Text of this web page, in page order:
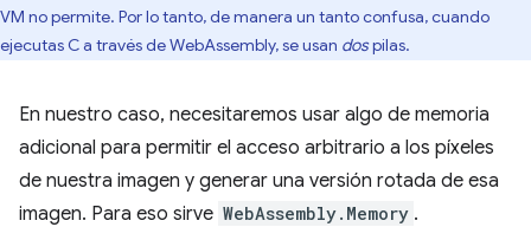
VM no permite. Por lo tanto, de manera un tanto confusa, cuando
ejecutas C a través de WebAssembly, se usan dospilas.
En nuestro caso, necesitaremos usar algo de memoria
adicional para permitir el acceso arbitrario a los píxeles
de nuestra imagen y generar una versión rotada de esa
imagen. Para eso sirve WebAssembly.Memory .